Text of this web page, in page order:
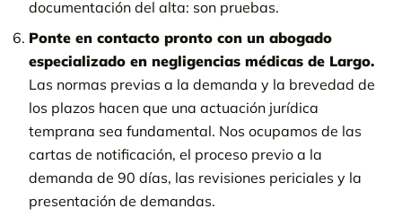
documentación del alta: son pruebas.
Ponte en contacto pronto con un abogado
especializado en negligencias médicas de Largo.
Las normas previas a la demanda y la brevedad de
los plazos hacen que una actuación jurídica
temprana sea fundamental. Nos ocupamos de las
cartas de notificación, el proceso previo a la
demanda de 90 días, las revisiones periciales y la
presentación de demandas.